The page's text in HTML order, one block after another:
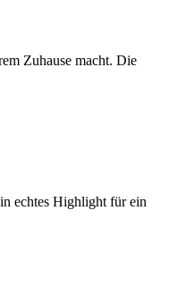
Zuhause macht. Die
echtes Highlight für ein